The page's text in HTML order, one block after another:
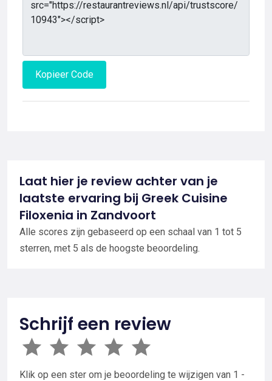
Kopieer Code
Laat hier je review achter van je
laatste ervaring bij Greek Cuisine
Filoxenia in Zandvoort
Alle scores zijn gebaseerd op een schaal van 1 tot 5
sterren, met 5 als de hoogste beoordeling.
Schrijf een review
Klik op een ster om je beoordeling te wijzigen van 1 -